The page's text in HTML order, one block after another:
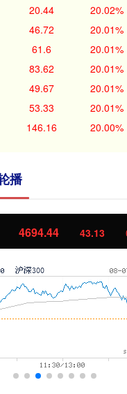
20.44 20.02%
46.72 20.01%
61.6 20.01%
83.62 20.01%
49.67 20.01%
53.33 20.01%
146.16 20.00%
播
北证50 1134.24